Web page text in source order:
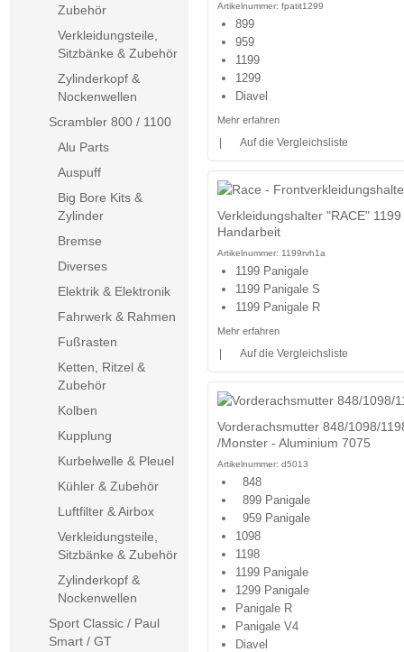
ANGEBOT
Artikelnummer: fpatit1299
899
959
1199
1299
Diavel
Mehr erfahren
Auf die Vergleichsliste
Verkleidungshalter "RACE"
Handarbeit
Artikelnummer: 1199rvh1a
1199 Panigale
1199 Panigale S
1199 Panigale R
Mehr erfahren
Auf die Vergleichsliste
Vorderachsmutter 848/1098/
/Monster - Aluminium 7075
Artikelnummer: d5013
848
899 Panigale
959 Panigale
1098
1198
1199 Panigale
1299 Panigale
Panigale R
Panigale V4
Diavel
Zubehör
Verkleidungsteile,
Sitzbänke & Zubehör
Zylinderkopf &
Nockenwellen
Scrambler 800 / 1100
Alu Parts
Auspuff
Big Bore Kits &
Zylinder
Bremse
Diverses
Elektrik & Elektronik
Fahrwerk & Rahmen
Fußrasten
Ketten, Ritzel &
Zubehör
Kolben
Kupplung
Kurbelwelle & Pleuel
Kühler & Zubehör
Luftfilter & Airbox
Verkleidungsteile,
Sitzbänke & Zubehör
Zylinderkopf &
Nockenwellen
Sport Classic / Paul
Smart / GT